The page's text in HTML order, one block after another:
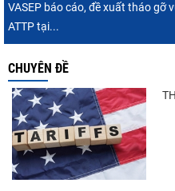
Xuất
VASEP báo cáo, đề xuất tháo gỡ
ATTP tại...
CHUYÊN ĐỀ